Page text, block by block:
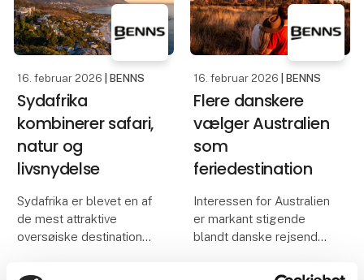
hertil kan kombineres
mellem lokale øer og
kombinerer dramatiske
landskab
16. februar 2026 | BENNS
Sydafrika
kombinerer safari,
natur og
livsnydelse
Sydafrika er blevet en af
de mest attraktive
oversøiske destinationer
ønsker en ferie med
16. februar 2026 | BENNS
Flere danskere
vælger Australien
som
feriedestination
Interessen for Australien
er markant stigende
blandt danske rejsende.